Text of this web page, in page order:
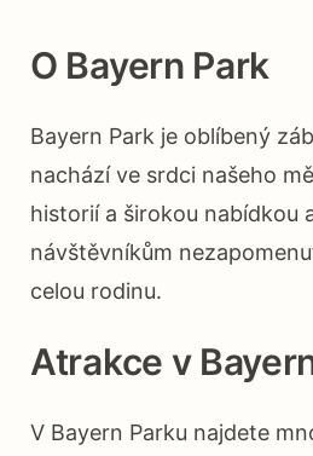
O Bayern Park
Bayern Park je oblíbený
nachází ve srdci našeho
historií a širokou nabídkou
návštěvníkům
celou rodinu.
Atrakce v
V Bayern Parku najdete